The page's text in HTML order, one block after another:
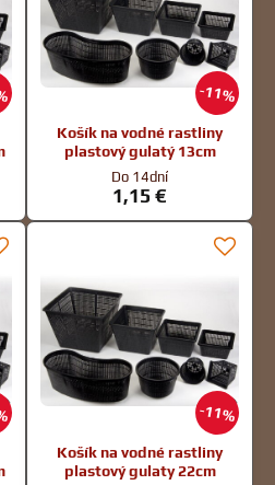
11%
Košík na vodné rastliny
plastový gulatý 13cm
Do 14dní
1,15 €
11%
Košík na vodné rastliny
plastový gulaty 22cm